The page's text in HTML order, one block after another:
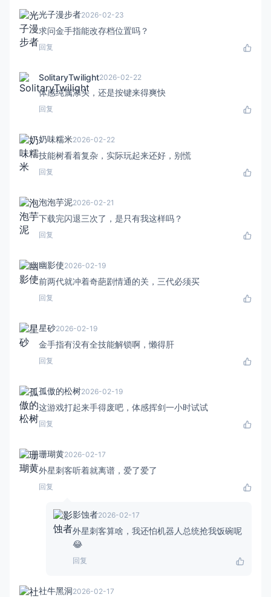
光子漫步者2026-02-23
求问金手指能改存档位置吗？
回复
SolitaryTwilight2026-02-22
体感纯属添头，还是按键来得爽快
回复
奶味糯米2026-02-22
技能树看着复杂，实际玩起来还好，别慌
回复
泡泡芋泥2026-02-21
下载完闪退三次了，是只有我这样吗？
回复
幽影使2026-02-19
前两代就冲着奇葩剧情通的关，三代必须买
回复
星砂2026-02-19
金手指有没有全技能解锁啊，懒得肝
回复
孤傲的松树2026-02-19
这游戏打起来手得废吧，体感挥剑一小时试试
回复
珊瑚黄2026-02-17
外星刺客听着就离谱，爱了爱了
回复
影蚀者2026-02-17
外星刺客算啥，我还怕机器人总统抢我饭碗呢
😂
回复
社牛黑洞2026-02-17